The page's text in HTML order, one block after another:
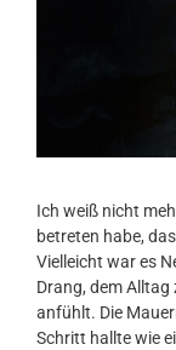
Ich weiß nicht
betreten habe,
Vielleicht war es
Drang, dem Alltag
anfühlt. Die
Schritt hallte wie